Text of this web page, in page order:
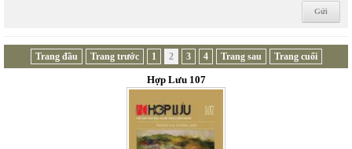
Trang đầu Trang trước 1 2 3 4 Trang sau Trang cuối
Hợp Lưu 107